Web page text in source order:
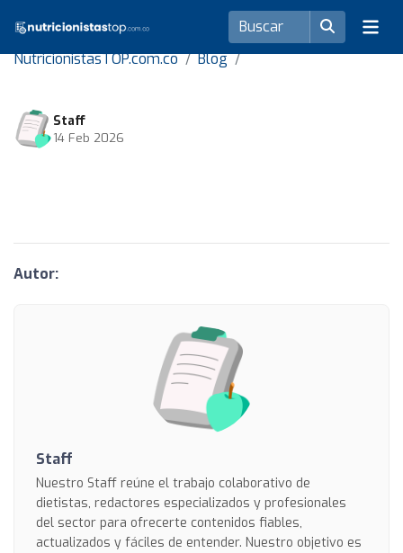
NutricionistasTOP.com.co Blog
Staff
14 Feb 2026
Autor:
Staff
Nuestro Staff reúne el trabajo colaborativo de
dietistas, redactores especializados y profesionales
del sector para ofrecerte contenidos fiables,
actualizados y fáciles de entender. Nuestro objetivo es